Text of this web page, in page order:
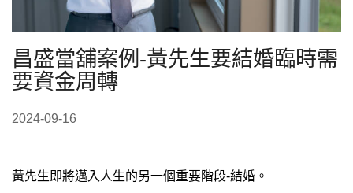
昌盛當舖案例-黃先生要結婚臨時需
要資金周轉
2024-09-16
黃先生即將邁入人生的另一個重要階段-結婚。